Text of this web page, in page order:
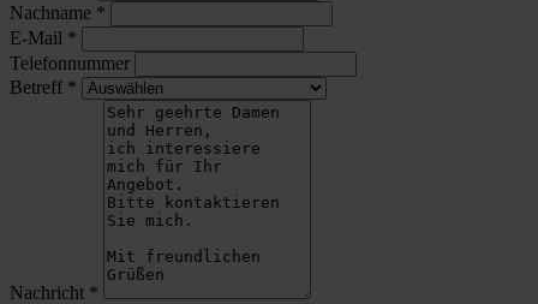
Nachname *
E-Mail *
Telefonnummer
Betreff *
Nachricht *